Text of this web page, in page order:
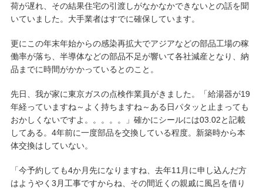
荷が遅れ、その結果住宅の引渡しがなかなかできないとの話を聞
いていました。大手業者はすでに確保しています。
更にこの年末年始からの感染再拡大でアジアなどの部品工場の稼
働率が落ち、半導体などの部品不足が響いて各社減産となり、納
品までに時間がかかっているとのこと。
先日、我が家に東京ガスの点検作業員がきました。「給湯器が19
年経っていますね～よく持ちますね～ある日パタッと止まっても
おかしくないですよ。。。。。」確かにシールには03.02と記載
してある。4年前に一度部品を交換している程度。新築時から本
体交換はしていない。
「今予約しても4か月先になりますね、去年11月に申し込んだ方
はようやく3月工事ですからね、その間近くの親戚に風呂を借り